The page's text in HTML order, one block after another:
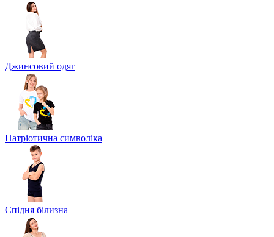
Джинсовий одяг
Патріотична символіка
Спідня білизна